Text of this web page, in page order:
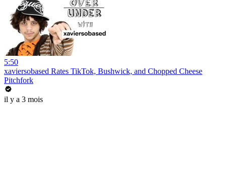
5:50
xaviersobased Rates TikTok, Bushwick, and Chopped Cheese
Pitchfork
il y a 3 mois